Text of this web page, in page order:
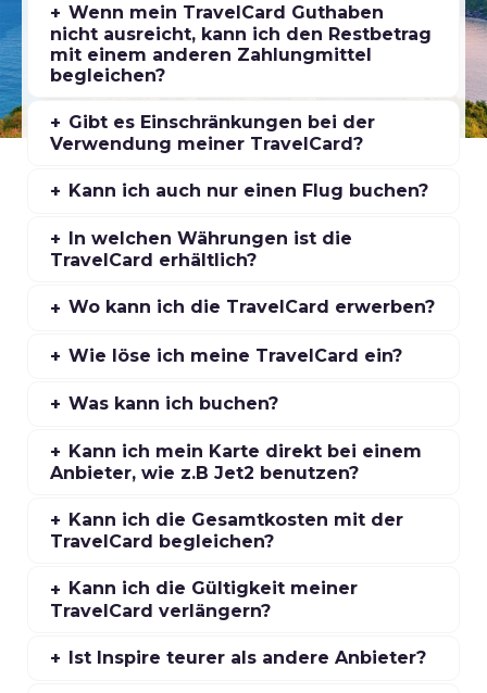
Wenn mein TravelCard Guthaben
nicht ausreicht, kann ich den Restbetrag
mit einem anderen Zahlungmittel
begleichen?
Gibt es Einschränkungen bei der
Verwendung meiner TravelCard?
Kann ich auch nur einen Flug buchen?
In welchen Währungen ist die
TravelCard erhältlich?
Wo kann ich die TravelCard erwerben?
Wie löse ich meine TravelCard ein?
Was kann ich buchen?
Kann ich mein Karte direkt bei einem
Anbieter, wie z.B Jet2 benutzen?
Kann ich die Gesamtkosten mit der
TravelCard begleichen?
Kann ich die Gültigkeit meiner
TravelCard verlängern?
Ist Inspire teurer als andere Anbieter?